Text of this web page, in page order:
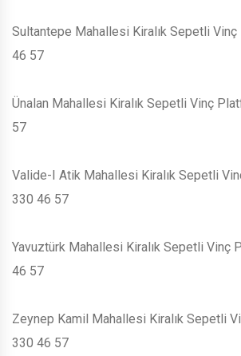
Sultantepe Mahallesi Kiralık Sepetli
46 57
Ünalan Mahallesi Kiralık Sepetli Vinç
57
Valide-I Atik Mahallesi Kiralık Sepetli
330 46 57
Yavuztürk Mahallesi Kiralık Sepetli Vinç
46 57
Zeynep Kamil Mahallesi Kiralık Sepetli
330 46 57